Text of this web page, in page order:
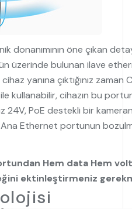
donanımının öne çıkan
üzerinde bulunan ilave
cihaz yanına çıktığınız
kullanabilir, cihazın bu
24V, PoE destekli bir
Ana Ethernet portunun
Hem data Hem
ektinleştirmeniz